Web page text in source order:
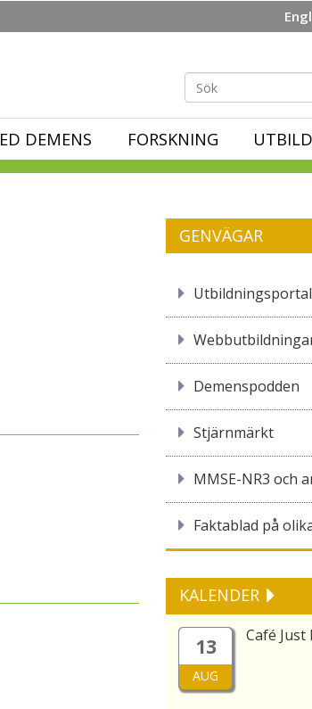
Sökformulär
DEMENS FORSKNING
GENVÄGAR
Demenspodden
Stjärnmärkt
MMSE-NR3 och
Faktablad på
KALENDER
13
AUG
Café